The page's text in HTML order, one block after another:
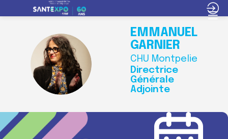
EG
EMMANUELLE
GARNIER
CHU Montpelier
Directrice
Générale
Adjointe